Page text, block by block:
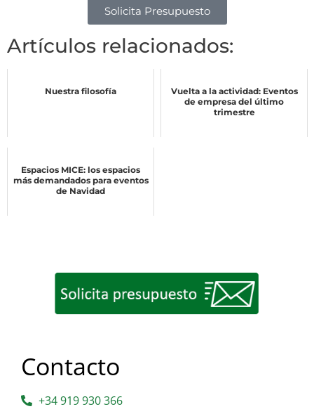
Solicita Presupuesto
Artículos relacionados:
Nuestra filosofía
Vuelta a la actividad: Eventos
de empresa del último
trimestre
Espacios MICE: los espacios
más demandados para eventos
de Navidad
Contacto
+34 919 930 366